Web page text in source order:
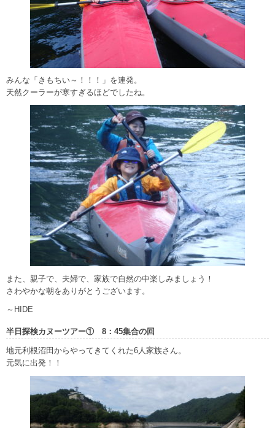
みんな「きもちい～！！！」を連発。
天然クーラーが寒すぎるほどでしたね。
また、親子で、夫婦で、家族で自然の中楽しみましょう！
さわやかな朝をありがとうございます。
～HIDE
半日探検カヌーツアー① 8：45集合の回
地元利根沼田からやってきてくれた6人家族さん。
元気に出発！！